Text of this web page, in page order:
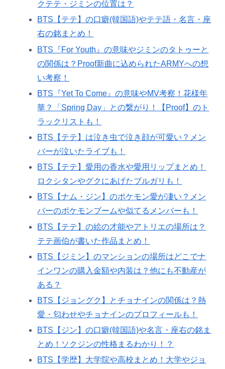
クテテ・ジミンの位置は？
BTS【テテ】の口癖(韓国語)やテテ語・名言・座
右の銘まとめ！
BTS『For Youth』の意味やジミンのタトゥーと
の関係は？Proof新曲に込められたARMYへの想
い考察！
BTS『Yet To Come』の意味やMV考察！花様年
華？「Spring Day」との繋がり！【Proof】のト
ラックリストも！
BTS【テテ】は泣き虫で泣き顔が可愛い？メン
バーが泣いたライブも！
BTS【テテ】愛用の香水や愛用リップまとめ！
ロクシタンやグクにあげたブルガリも！
BTS【ナム・ジン】のポケモン愛が凄い？メン
バーのポケモンブームや似てるメンバーも！
BTS【テテ】の絵の才能やアトリエの場所は？
テテ画伯が書いた作品まとめ！
BTS【ジミン】のマンションの場所はどこでナ
インワンの購入金額や内装は？他にも不動産が
ある？
BTS【ジョングク】とチョナインの関係は？熱
愛・匂わせやチョナインのプロフィールも！
BTS【ジン】の口癖(韓国語)や名言・座右の銘ま
とめ！ソクジンの性格まるわかり！？
BTS【学歴】大学院や高校まとめ！大学やジョ